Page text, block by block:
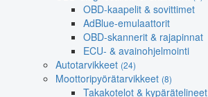
OBD-kaapelit & sovittimet
AdBlue-emulaattorit
OBD-skannerit & rajapinnat
ECU- & avainohjelmointi
Autotarvikkeet (24)
Moottoripyörätarvikkeet (8)
Takakotelot & kypärätelineet